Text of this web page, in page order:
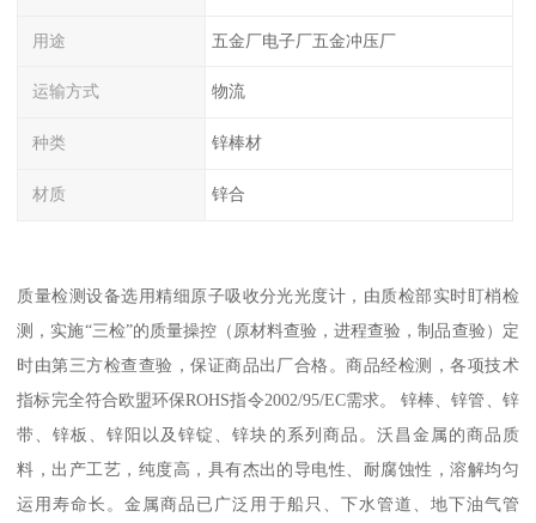
用途 五金厂电子厂五金冲压厂
运输方式 物流
种类 锌棒材
材质 锌合
质量检测设备选用精细原子吸收分光光度计，由质检部实时盯梢检
测，实施“三检”的质量操控（原材料查验，进程查验，制品查验）定
时由第三方检查查验，保证商品出厂合格。商品经检测，各项技术
指标完全符合欧盟环保ROHS指令2002/95/EC需求。 锌棒、锌管、锌
带、锌板、锌阳以及锌锭、锌块的系列商品。沃昌金属的商品质
料，出产工艺，纯度高，具有杰出的导电性、耐腐蚀性，溶解均匀
运用寿命长。金属商品已广泛用于船只、下水管道、地下油气管